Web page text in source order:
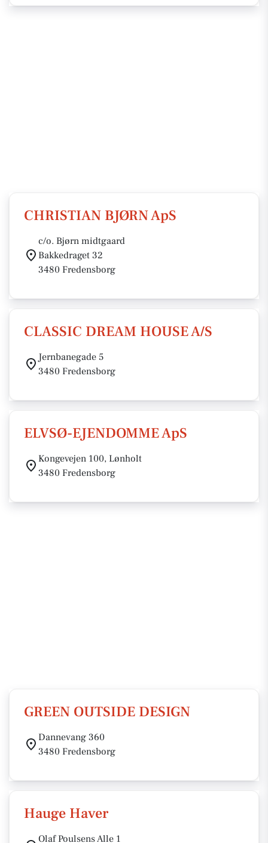
CHRISTIAN BJØRN ApS
c/o. Bjørn midtgaard
Bakkedraget 32
3480 Fredensborg
CLASSIC DREAM HOUSE A/S
Jernbanegade 5
3480 Fredensborg
ELVSØ-EJENDOMME ApS
Kongevejen 100, Lønholt
3480 Fredensborg
GREEN OUTSIDE DESIGN
Dannevang 360
3480 Fredensborg
Hauge Haver
Olaf Poulsens Alle 1